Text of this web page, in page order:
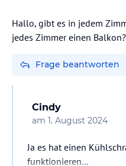
Hallo, gibt es in jedem
jedes Zimmer einen Balkon?
Frage beantworten
Cindy
am 1. August 2024
Ja es hat einen